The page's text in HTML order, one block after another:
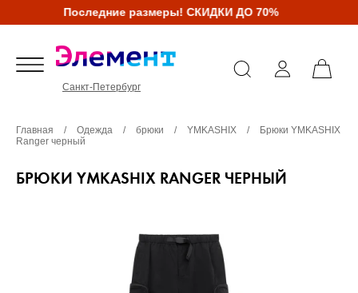
Последние размеры! СКИДКИ ДО 70%
Санкт-Петербург
Главная / Одежда / брюки / YMKASHIX /
Брюки YMKASHIX
Ranger черный
БРЮКИ YMKASHIX RANGER ЧЕРНЫЙ